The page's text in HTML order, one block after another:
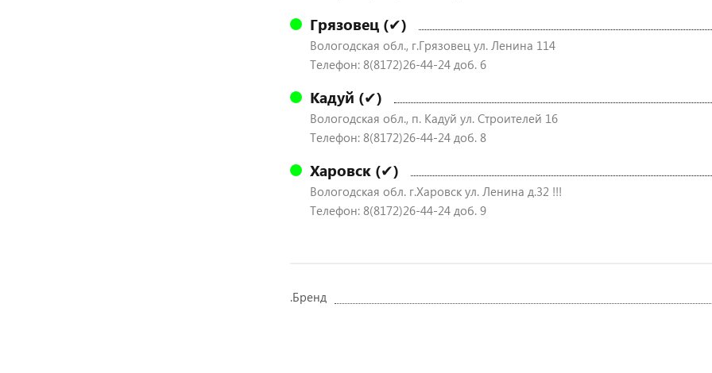
Грязовец (✔)
Вологодская обл., г.Грязовец ул. Ленина 114
Телефон: 8(8172)26-44-24 доб. 6
Кадуй (✔)
Вологодская обл., п. Кадуй ул. Строителей 16
Телефон: 8(8172)26-44-24 доб. 8
Харовск (✔)
Вологодская обл. г.Харовск ул. Ленина д.32 !!!
Телефон: 8(8172)26-44-24 доб. 9
.Бренд